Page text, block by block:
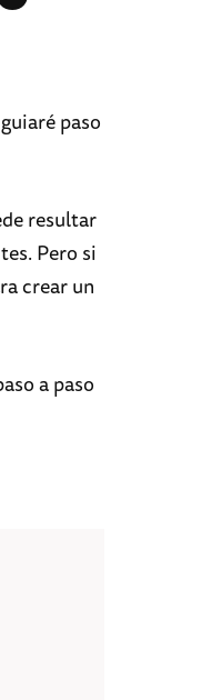
paso
resultar
Pero si
crear un
a paso